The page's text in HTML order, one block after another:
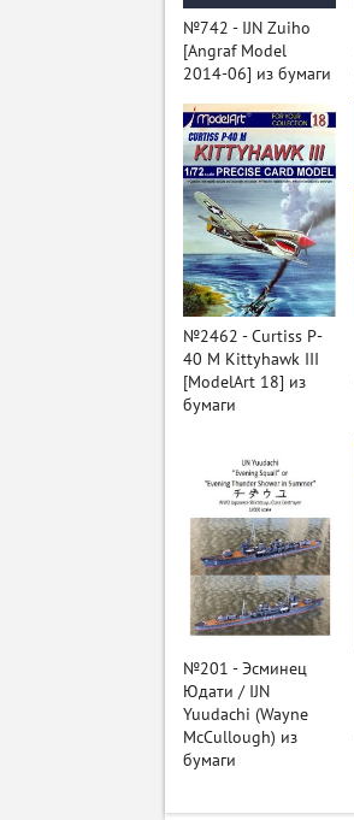
№742 - IJN Zuiho
[Angraf Model
2014-06] из бумаги
№2462 - Curtiss P-
40 M Kittyhawk III
[ModelArt 18] из
бумаги
№201 - Эсминец
Юдати / IJN
Yuudachi (Wayne
McCullough) из
бумаги